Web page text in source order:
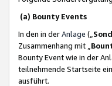
(a) Bounty Events
In den in derAnlage („
Zusammenhang mit „
Bounty Event wie in der
teilnehmende Startseite
ausführt.